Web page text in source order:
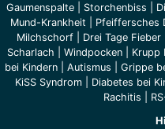
Gaumenspalte
Storchenbiss
Mund-Krankheit
Pfeiffersches
Milchschorf| Drei Tage Fieber|
Scharlach
Windpocken Krupp
bei Kindern
Autismus Grippe
KiSS Syndrom
Diabetes bei
Rachitis